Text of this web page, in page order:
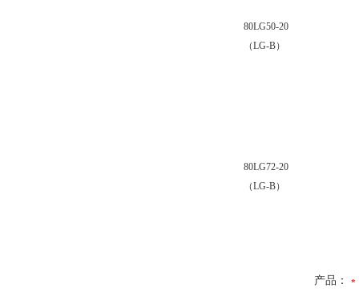
80LG50-20
（LG-B）
80LG72-20
（LG-B）
产品：